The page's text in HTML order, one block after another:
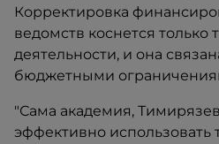
Корректировка
ведомств коснется только
деятельности, и она
бюджетными
"Сама академия,
эффективно использовать